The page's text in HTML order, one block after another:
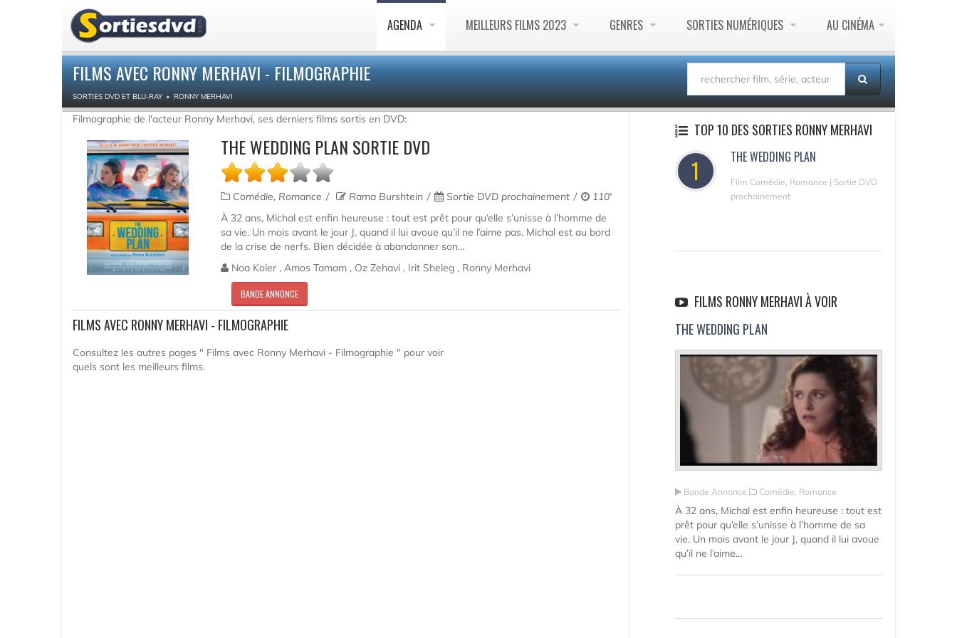
AGENDA MEILLEURS FILMS 2023 GENRES SORTIES NUMÉRIQUES AU CINÉMA
FILMS AVEC RONNY MERHAVI - FILMOGRAPHIE
SORTIES DVD ET BLU-RAY RONNY MERHAVI
Filmographie de l'acteur Ronny Merhavi, ses derniers films sortis en DVD:
THE WEDDING PLAN SORTIE DVD
Comédie, Romance Rama Burshtein Sortie DVD prochainement
110'
À 32 ans, Michal est enfin heureuse : tout est prêt pour qu’elle s’unisse à l’homme de
sa vie. Un mois avant le jour J, quand il lui avoue qu’il ne l’aime pas, Michal est au bord
de la crise de nerfs. Bien décidée à abandonner son...
Noa Koler , Amos Tamam , Oz Zehavi , Irit Sheleg , Ronny Merhavi
BANDE ANNONCE
FILMS AVEC RONNY MERHAVI - FILMOGRAPHIE
Consultez les autres pages " Films avec Ronny Merhavi - Filmographie " pour voir
quels sont les meilleurs films.
TOP 10 DES SORTIES RONNY MERHAVI
1 THE WEDDING PLAN
Film Comédie, Romance | Sortie DVD
prochainement
FILMS RONNY MERHAVI À VOIR
THE WEDDING PLAN
Bande Annonce Comédie, Romance
À 32 ans, Michal est enfin heureuse : tout est
prêt pour qu’elle s’unisse à l’homme de sa
vie. Un mois avant le jour J, quand il lui avoue
qu’il ne l’aime...